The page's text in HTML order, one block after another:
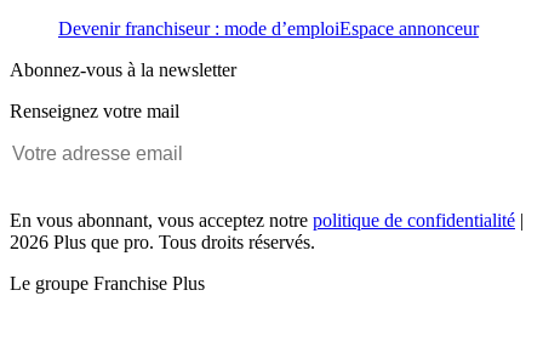
Devenir franchiseur : mode d’emploiEspace annonceur
Abonnez-vous à la newsletter
Renseignez votre mail
En vous abonnant, vous acceptez notre politique de confidentialité
2026 Plus que pro. Tous droits réservés.
Le groupe Franchise Plus